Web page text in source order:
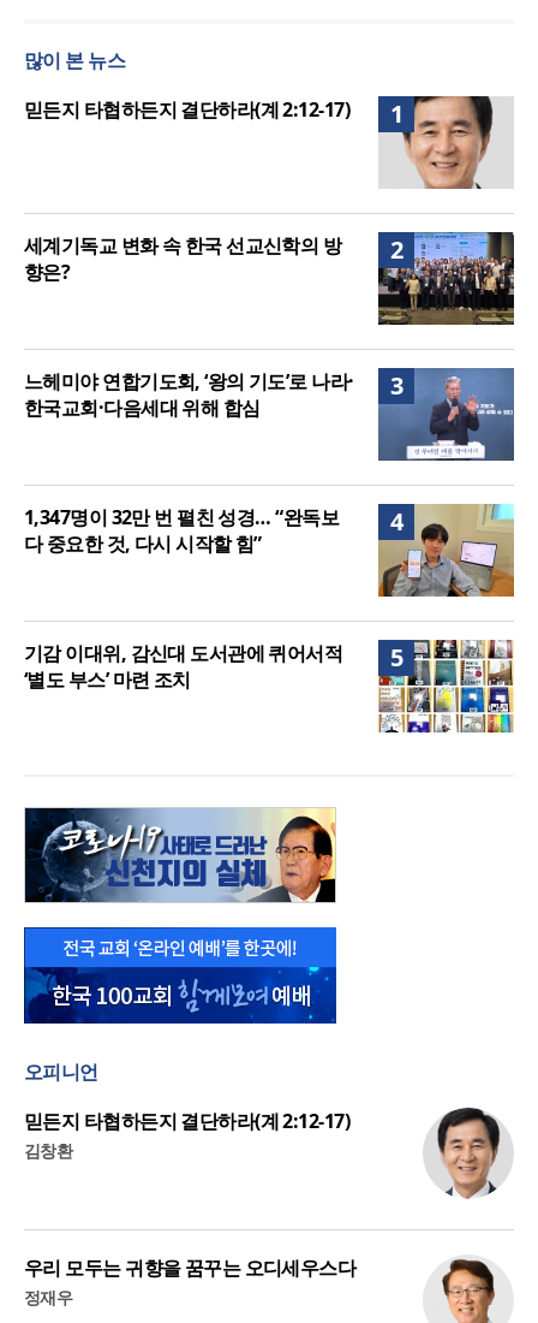
느헤미야 연합기도회, ‘왕의 기도’로 나라·한국교회·다
세기총 “자유를 지키며 하나 된 희망의 미래를 향하
여”
많이 본 뉴스
1
믿든지 타협하든지 결단하라(계 2:12-17)
2
세계기독교 변화 속 한국 선교신학의 방
향은?
3
느헤미야 연합기도회, ‘왕의 기도’로 나라·
한국교회·다음세대 위해 합심
4
1,347명이 32만 번 펼친 성경… “완독보
다 중요한 것, 다시 시작할 힘”
5
기감 이대위, 감신대 도서관에 퀴어서적
‘별도 부스’ 마련 조치
오피니언
믿든지 타협하든지 결단하라(계 2:12-17)
김창환
우리 모두는 귀향을 꿈꾸는 오디세우스다
정재우